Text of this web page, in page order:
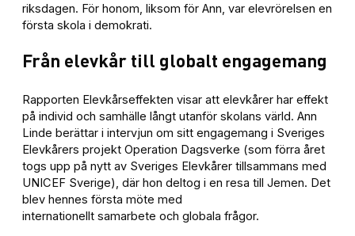
riksdagen. För honom, liksom för Ann, var elevrörelsen en
första skola i demokrati.
Från elevkår till globalt engagemang
Rapporten Elevkårseffekten visar att elevkårer har effekt
på individ och samhälle långt utanför skolans värld. Ann
Linde berättar i intervjun om sitt engagemang i Sveriges
Elevkårers projekt Operation Dagsverke (som förra året
togs upp på nytt av Sveriges Elevkårer tillsammans med
UNICEF Sverige), där hon deltog i en resa till Jemen. Det
blev hennes första möte med
internationellt samarbete och globala frågor.